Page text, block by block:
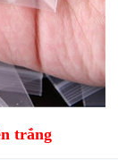
trắng